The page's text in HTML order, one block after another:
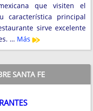
que visiten el
característica principal
sirve excelente
… Más
SANTA FE